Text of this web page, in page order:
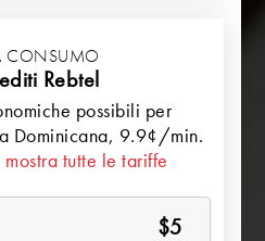
CONSUMO
Rebtel
possibili per
Dominicana, 9.9¢/min.
mostra tutte le tariffe
$5